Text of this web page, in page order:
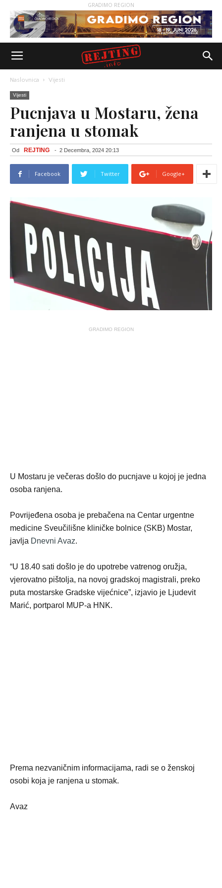
GRADIMO REGION
Naslovnica Vijesti
Vijesti
Pucnjava u Mostaru, žena
ranjena u stomak
Od REJTING - 2 Decembra, 2024 20:13
Facebook Twitter Google+
GRADIMO REGION
U Mostaru je večeras došlo do pucnjave u kojoj je jedna
osoba ranjena.
Povrijeđena osoba je prebačena na Centar urgentne
medicine Sveučilišne kliničke bolnice (SKB) Mostar,
javlja Dnevni Avaz.
“U 18.40 sati došlo je do upotrebe vatrenog oružja,
vjerovatno pištolja, na novoj gradskoj magistrali, preko
puta mostarske Gradske vijećnice”, izjavio je Ljudevit
Marić, portparol MUP-a HNK.
Prema nezvaničnim informacijama, radi se o ženskoj
osobi koja je ranjena u stomak.
Avaz